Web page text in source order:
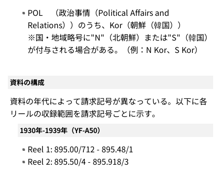
POL （政治事情（Political Affairs and
Relations））のうち、Kor（朝鮮（韓国））
※国・地域略号に"N"（北朝鮮）または"S"（韓国）
が付与される場合がある。（例：N Kor、S Kor）
資料の構成
資料の年代によって請求記号が異なっている。以下に各
リールの収録範囲を請求記号ごとに示す。
1930年-1939年（YF-A50）
Reel 1: 895.00/712 - 895.48/1
Reel 2: 895.50/4 - 895.918/3